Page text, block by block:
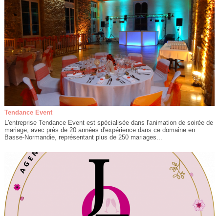
Tendance Event
L'entreprise Tendance Event est spécialisée dans l'animation de soirée de
mariage, avec près de 20 années d'expérience dans ce domaine en
Basse-Normandie, représentant plus de 250 mariages...